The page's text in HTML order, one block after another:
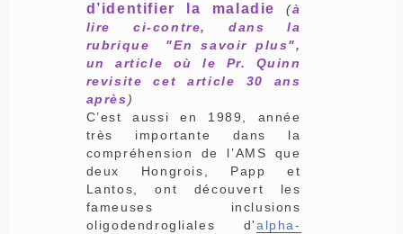
d’identifier la maladie
(à
lire ci-contre, dans la
rubrique "En savoir plus",
un article où le Pr. Quinn
revisite cet article 30 ans
après)
C’est aussi en 1989, année
très importante dans la
compréhension de l’AMS que
deux Hongrois, Papp et
Lantos, ont découvert les
fameuses inclusions
oligodendrogliales d'alpha-